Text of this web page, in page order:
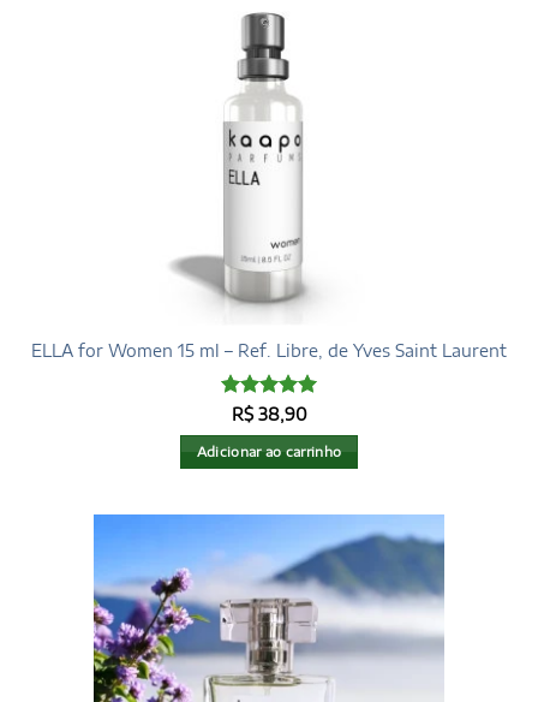
ELLA for Women 15 ml – Ref. Libre, de Yves Saint Laurent
Avaliação5
de 5
R$38,90
Adicionar ao carrinho